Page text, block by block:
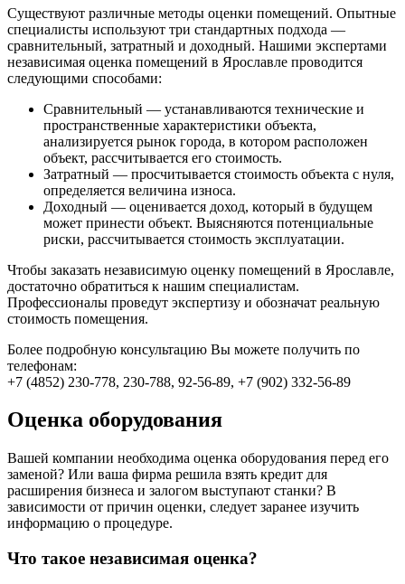
Существуют различные методы оценки помещений. Опытные
специалисты используют три стандартных подхода —
сравнительный, затратный и доходный. Нашими экспертами
независимая оценка помещений в Ярославле проводится
следующими способами:
Сравнительный — устанавливаются технические и
пространственные характеристики объекта,
анализируется рынок города, в котором расположен
объект, рассчитывается его стоимость.
Затратный — просчитывается стоимость объекта с нуля,
определяется величина износа.
Доходный — оценивается доход, который в будущем
может принести объект. Выясняются потенциальные
риски, рассчитывается стоимость эксплуатации.
Чтобы заказать независимую оценку помещений в Ярославле,
достаточно обратиться к нашим специалистам.
Профессионалы проведут экспертизу и обозначат реальную
стоимость помещения.
Более подробную консультацию Вы можете получить по
телефонам:
+7 (4852) 230-778, 230-788, 92-56-89, +7 (902) 332-56-89
Оценка оборудования
Вашей компании необходима оценка оборудования перед его
заменой? Или ваша фирма решила взять кредит для
расширения бизнеса и залогом выступают станки? В
зависимости от причин оценки, следует заранее изучить
информацию о процедуре.
Что такое независимая оценка?